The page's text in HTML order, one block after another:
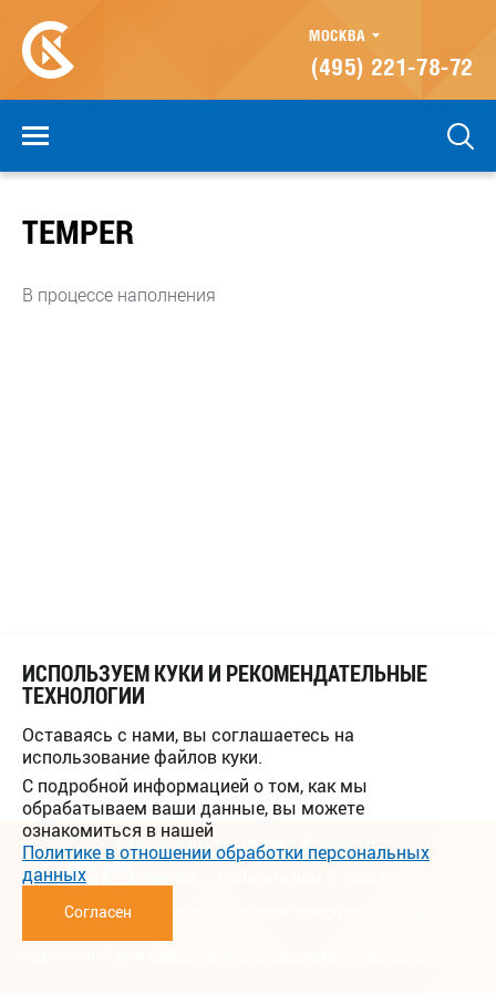
МОСКВА
(495) 221-78-72
TEMPER
В процессе наполнения
ИСПОЛЬЗУЕМ КУКИ И РЕКОМЕНДАТЕЛЬНЫЕ
ТЕХНОЛОГИИ
Оставаясь с нами, вы соглашаетесь на
использование файлов куки.
С подробной информацией о том, как мы
обрабатываем ваши данные, вы можете
ознакомиться в нашей
Политике в отношении обработки персональных
данных
Согласен
АРИЭЛЬ ПЛАСТКОМПЛЕКТ © 2009-2026
Политика в отношении обработки персональных данных